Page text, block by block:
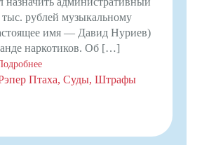
рублей музыкальному
имя — Давид Нуриев)
наркотиков. Об […]
Птаха Суды Штрафы